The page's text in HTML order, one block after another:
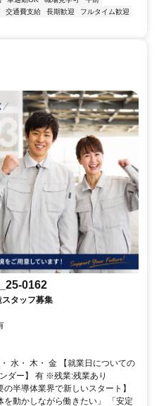
交通費支給 長期歓迎
フルタイム歓迎
0162
タッフ募集
水・ 木・ 金 【就業日についての
ダー】 有 ※残業:残業あり
半導体業界で新しいスタート】
を動かしながら働きたい」 「安定